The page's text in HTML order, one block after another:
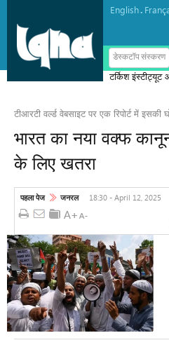
English.
डेस्कटॉप संस्करण
टर्किश
टीआरटी वर्ल्ड वेबसाइट पर एक रिपोर्ट में इसकी
भारत का नया वक्फ
के लिए खतरा
पहला पेज जनरल 18:30 - April 12, 2025